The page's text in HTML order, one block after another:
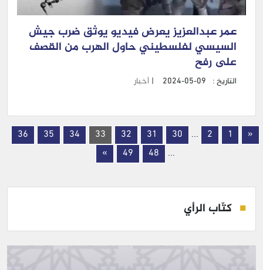
عمر عبدالعزيز يعرض فيديو يوثق ضرب جيش
السيسي لفلسطيني حاول الهرب من القصف
على رفح
التاريخ : 2024-05-09
| أخبار
«
1
2
...
30
31
32
33
34
35
36
...
48
49
»
كتّاب الرأي